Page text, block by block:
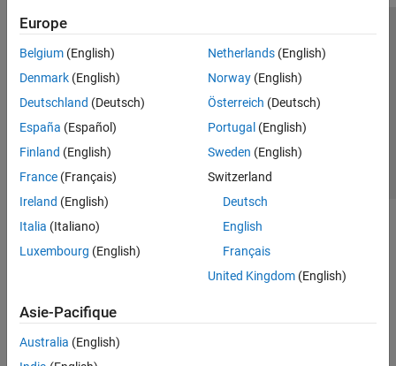
Europe
Belgium (English)
Denmark (English)
Deutschland (Deutsch)
España (Español)
Finland (English)
France (Français)
Ireland (English)
Italia (Italiano)
Luxembourg (English)
Netherlands(English)
Norway(English)
Österreich (Deutsch)
Portugal (English)
Sweden (English)
Switzerland
Deutsch
English
Français
United Kingdom(English)
Asie-Pacifique
Australia (English)
Lutte anti-piratage
Contacts locaux
© 1994-2026 The MathWorks, Inc.